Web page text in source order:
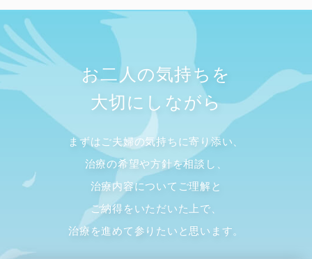
お二人の気持ちを
大切にしながら
まずはご夫婦の気持ちに寄り添い、
治療の希望や方針を相談し、
治療内容についてご理解と
ご納得をいただいた上で、
治療を進めて参りたいと思います。